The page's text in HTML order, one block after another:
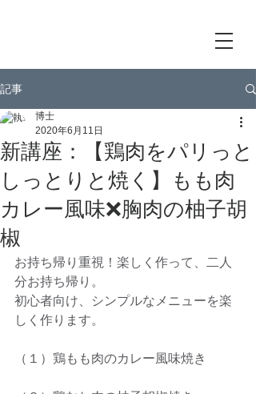
記事
新講座：【鶏肉をパリっと
しっとりと焼く】もも肉
カレー風味❌胸肉の柚子胡
椒
博士
2020年6月11日
お持ち帰り重視！楽しく作って、二人
分お持ち帰り。
初心者向け、シンプルなメニューを楽
しく作ります。
（１）鶏もも肉のカレー風味焼き